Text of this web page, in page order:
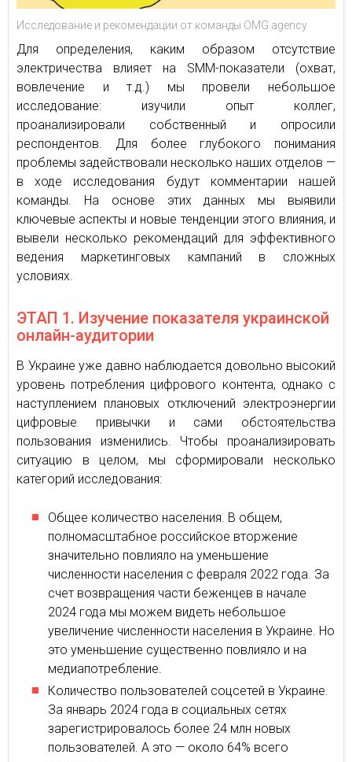
Исследование и рекомендации от команды OMG agency
Для определения, каким образом отсутствие
электричества влияет на SMM-показатели (охват,
вовлечение и т.д.) мы провели небольшое
исследование: изучили опыт коллег,
проанализировали собственный и опросили
респондентов. Для более глубокого понимания
проблемы задействовали несколько наших отделов —
в ходе исследования будут комментарии нашей
команды. На основе этих данных мы выявили
ключевые аспекты и новые тенденции этого влияния, и
вывели несколько рекомендаций для эффективного
ведения маркетинговых кампаний в сложных
условиях.
ЭТАП 1. Изучение показателя украинской
онлайн-аудитории
В Украине уже давно наблюдается довольно высокий
уровень потребления цифрового контента, однако с
наступлением плановых отключений электроэнергии
цифровые привычки и сами обстоятельства
пользования изменились. Чтобы проанализировать
ситуацию в целом, мы сформировали несколько
категорий исследования:
Общее количество населения. В общем,
полномасштабное российское вторжение
значительно повлияло на уменьшение
численности населения с февраля 2022 года. За
счет возвращения части беженцев в начале
2024 года мы можем видеть небольшое
увеличение численности населения в Украине. Но
это уменьшение существенно повлияло и на
медиапотребление.
Количество пользователей соцсетей в Украине.
За январь 2024 года в социальных сетях
зарегистрировалось более 24 млн новых
пользователей. А это — около 64% всего